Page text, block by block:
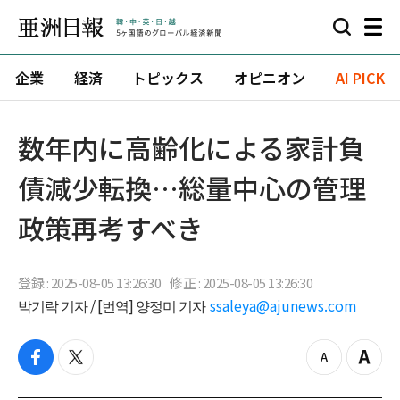
企業 経済 トピックス オピニオン AI PICK
数年内に高齢化による家計負
債減少転換…総量中心の管理
政策再考すべき
登録 : 2025-08-05 13:26:30 修正 : 2025-08-05 13:26:30
박기락 기자 / [번역] 양정미 기자 ssaleya@ajunews.com
f
t
z
Z